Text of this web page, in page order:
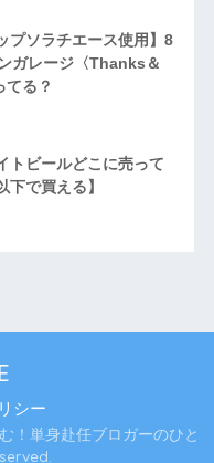
プソラチエース使用】8
ガレージ〈Thanks＆
る？
トビールどこに売って
下で買える】
シー
！単身赴任ブロガーのひと